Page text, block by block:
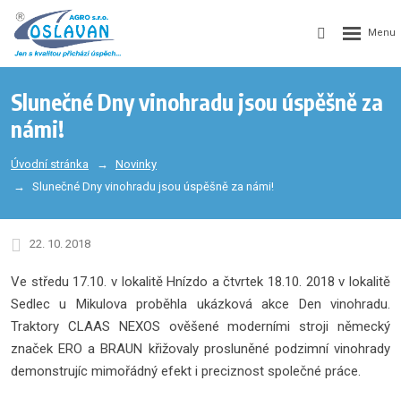
Slunečné Dny vinohradu jsou úspěšně za
námi!
Úvodní stránka
Novinky
Slunečné Dny vinohradu jsou úspěšně za námi!
22. 10. 2018
Ve středu 17.10. v lokalitě Hnízdo a čtvrtek 18.10. 2018 v lokalitě
Sedlec u Mikulova proběhla ukázková akce Den vinohradu.
Traktory CLAAS NEXOS ověšené moderními stroji německý
značek ERO a BRAUN křižovaly prosluněné podzimní vinohrady
demonstrujíc mimořádný efekt i preciznost společné práce.